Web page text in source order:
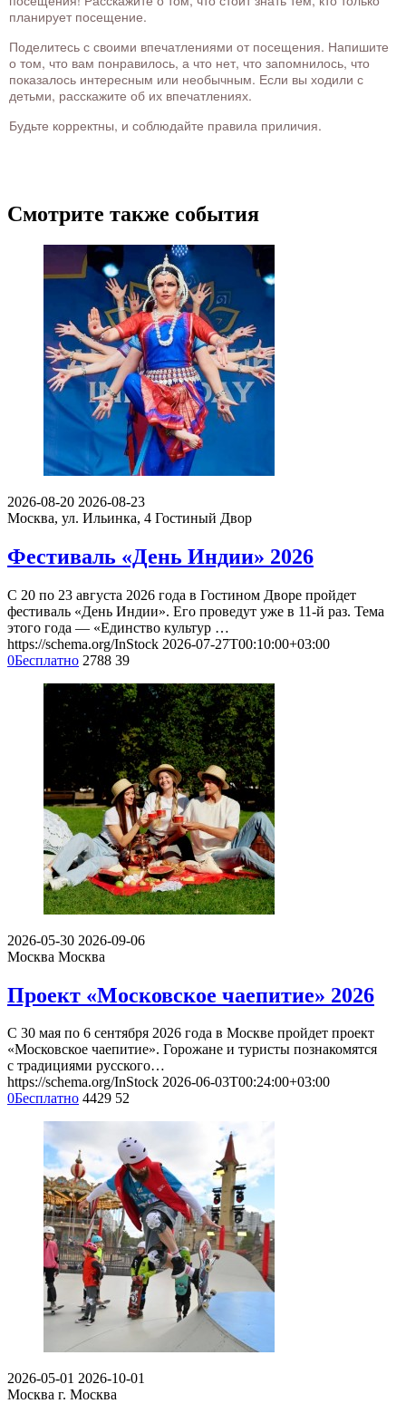
планирует посещение.
Поделитесь с своими впечатлениями от посещения. Напишите
о том, что вам понравилось, а что нет, что запомнилось, что
показалось интересным или необычным. Если вы ходили с
детьми, расскажите об их впечатлениях.
Будьте корректны, и соблюдайте правила приличия.
Смотрите также события
2026-08-20 2026-08-23
Москва, ул. Ильинка, 4 Гостиный Двор
Фестиваль «День Индии» 2026
С 20 по 23 августа 2026 года в Гостином Дворе пройдет
фестиваль «День Индии». Его проведут уже в 11-й раз. Тема
этого года — «Единство культур …
https://schema.org/InStock 2026-07-27T00:10:00+03:00
0Бесплатно 2788 39
2026-05-30 2026-09-06
Москва Москва
Проект «Московское чаепитие» 2026
С 30 мая по 6 сентября 2026 года в Москве пройдет проект
«Московское чаепитие». Горожане и туристы познакомятся
с традициями русского…
https://schema.org/InStock 2026-06-03T00:24:00+03:00
0Бесплатно 4429 52
2026-05-01 2026-10-01
Москва г. Москва